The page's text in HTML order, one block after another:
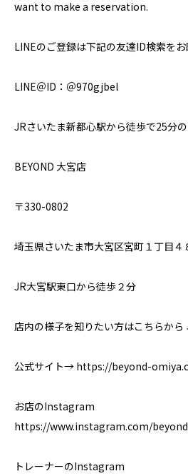
want to make a reservation.
LINEのご登録は下記の友達ID検索をお
LINE＠ID：＠970gjbel
JRさいたま新都心駅から徒歩で25分
BEYOND 大宮店
〒330-0802
埼玉県さいたま市大宮区宮町１丁目４
JR大宮駅東口から徒歩２分
店内の様子を知りたい方はこちらか
公式サイト→ https://beyond-
お店のInstagram
https://www.instagram.com/
トレーナーのInstagram